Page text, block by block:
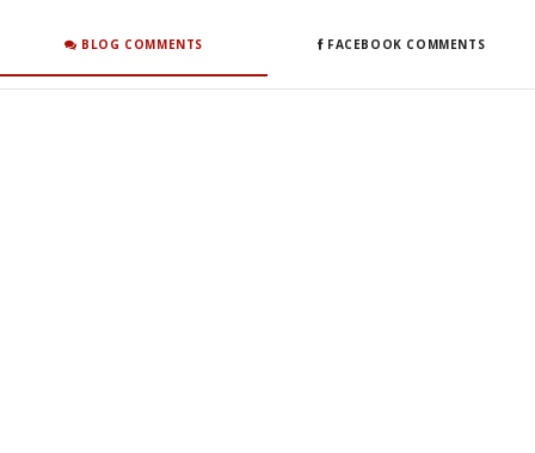
BLOG COMMENTS FACEBOOK COMMENTS